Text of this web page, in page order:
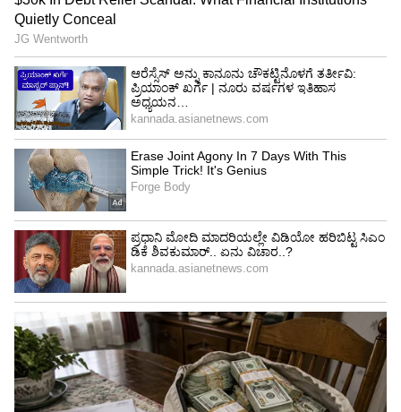
ಬದಲಾಯಿಸಿಕೊಳ್ಳುತ್ತಿದ್ದಾರೆ. ಈ ಫೋಟೋಗೆ ತಾರಕ್
ಕೊಟ್ಟಿರುವ ಕ್ಯಾಪ್ಷನ್ ಇನ್ನೂ ಹೆಚ್ಚು ಕುತೂಹಲಕಾರಿಯಾಗಿದೆ.
'ಇದನ್ನು ಕಷ್ಟಪಟ್ಟು ಗಳಿಸಿದ್ದು.. ಖರೀದಿಸಿದ್ದಲ್ಲ' ಎಂದು
ಕ್ಯಾಪ್ಷನ್ ನೀಡಿ ಟ್ರೋಲರ್‌ಗಳಿಗೆ ಖಡಕ್ ಉತ್ತರ ಕೊಟ್ಟಿದ್ದಾರೆ.